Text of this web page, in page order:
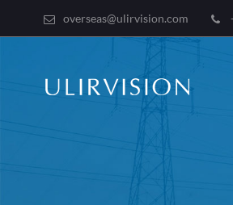
overseas@ulirvision.com